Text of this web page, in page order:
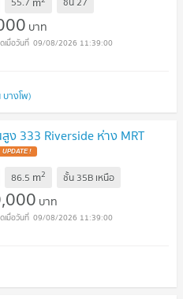
บาท
09/08/2026 11:39:00
บางโพ)
333 Riverside ห่าง MRT
UPDATE !
86.5 m2 ชั้น 35B เหนือ
บาท
09/08/2026 11:39:00